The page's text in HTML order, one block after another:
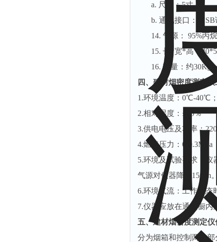
a. 尺寸：5寸
b. 通讯接口：
14. 气源： 95%丙
15. 长*宽*高
16.重量：约30Kg
四、建材烟密度测定
1.环境温度：0℃-40℃
2.相对湿度：≤85％
3.供电电压及功率：
4.燃气压力：0-0.3MPa
5.环境及试验要求：仪
气源对仪器降温15min
6.环境气流：工作状态
7.仪器应放在通风橱内
五、建材烟密度测定
分为烟箱和控制两大部